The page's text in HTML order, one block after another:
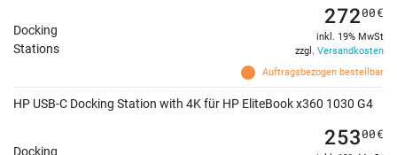
Docking
Stations
Auftragsbezogen bestellbar
27200€
inkl. 19% MwSt
zzgl. Versandkosten
HP USB-C Docking Station with 4K für HP EliteBook x360 1030 G4
Docking
25300€